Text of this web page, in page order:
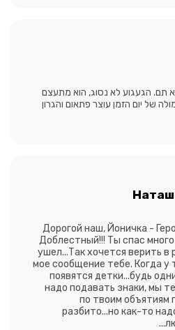
תם. הגעגוע לא נסוג, הוא מתעצם
של יום הזמן עוצר פתאום והגרון
Дорогой наш, Йоничка -
Доблестный!!! Ты спас много людей, а сам так рано
ушел...Так хочется верить
мое сообщение тебе. Когда у
появятся детки...будь
надо подавать знаки, мы
по твоим объятиям
разбито...но как-то